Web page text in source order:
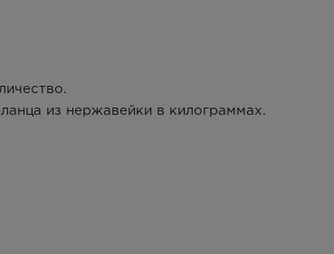
из нержавейки в килограммах.